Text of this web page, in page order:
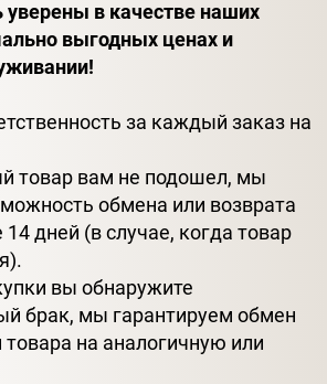
в качестве наших
выгодных ценах и
за каждый заказ на
товар вам не подошел, мы
обмена или возврата
14 дней (в случае, когда товар
вы обнаружите
брак, мы гарантируем обмен
на аналогичную или